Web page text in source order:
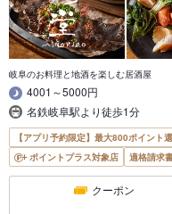
岐阜のお料理と地酒を楽しむ居酒屋
4001～5000円
名鉄岐阜駅より徒歩1分
【アプリ予約限定】最大800ポイント
ポイントプラス対象店
適格請求
クーポン